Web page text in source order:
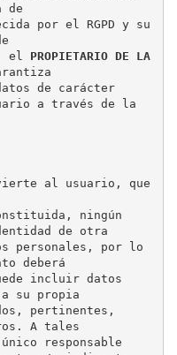
de
por el RGPD y su
el PROPIETARIO DE LA
de carácter
a través de la
al usuario, que
ningún
de otra
personales, por lo
deberá
incluir datos
su propia
pertinentes,
A tales
responsable